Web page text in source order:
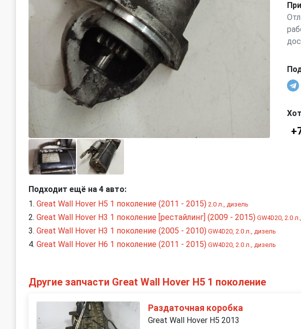
Подходит ещё на 4 авто:
Great Wall Hover H5 1 поколение (2011 - 2015) 2.0 л., дизель
Great Wall Hover H3 1 поколение [рестайлинг] (2009 - 2015) GW4D20, 2.0
Great Wall Hover H3 1 поколение (2005 - 2010) GW4D20, 2.0 л., дизель
Great Wall Hover H6 1 поколение (2011 - 2015) GW4D20, 2.0 л., дизель
Другие запчасти Great Wall Hover H5 1 поколение
Раздаточная коробка
Great Wall Hover H5 2013